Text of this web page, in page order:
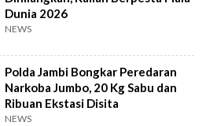
Dunia 2026
NEWS
Polda Jambi Bongkar Peredaran
Narkoba Jumbo, 20 Kg Sabu dan
Ribuan Ekstasi Disita
NEWS